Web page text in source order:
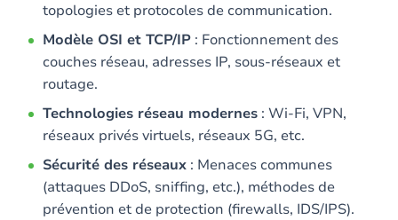
topologies et protocoles de communication.
Modèle OSI et TCP/IP : Fonctionnement des
couches réseau, adresses IP, sous-réseaux et
routage.
Technologies réseau modernes : Wi-Fi, VPN,
réseaux privés virtuels, réseaux 5G, etc.
Sécurité des réseaux : Menaces communes
(attaques DDoS, sniffing, etc.), méthodes de
prévention et de protection (firewalls, IDS/IPS).